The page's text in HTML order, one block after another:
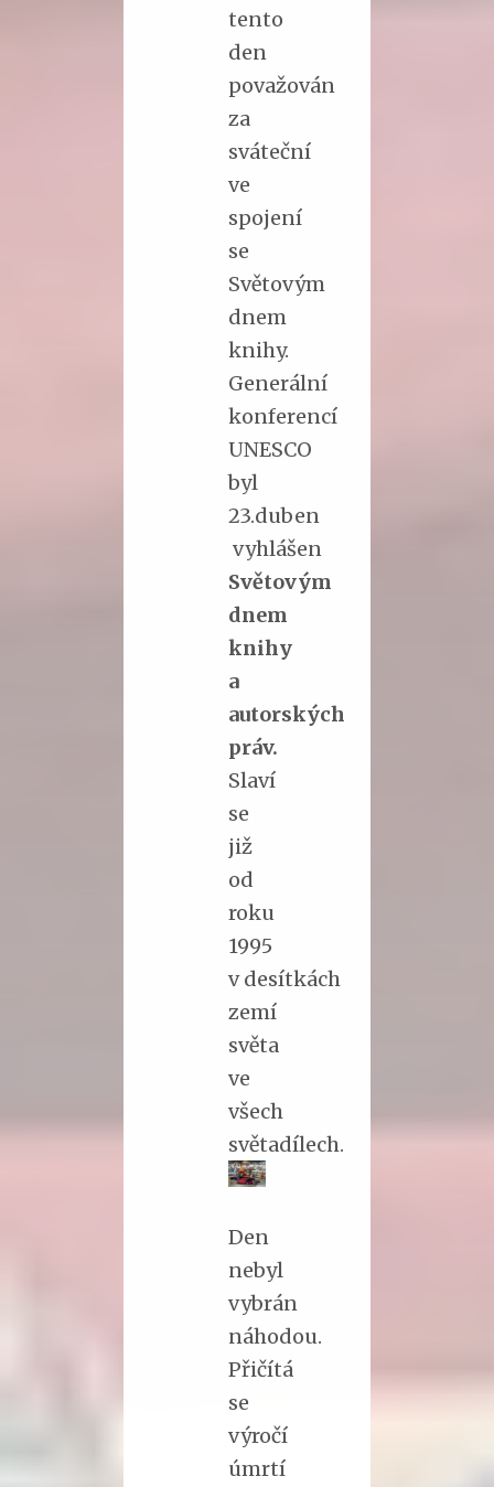
tento
den
považován
za
sváteční
ve
spojení
se
Světovým
dnem
knihy.
Generální
konferencí
UNESCO
byl
23.duben
vyhlášen
Světovým
dnem
knihy
a
autorských
práv.
Slaví
se
již
od
roku
1995
v desítkách
zemí
světa
ve
všech
světadílech.
Den
nebyl
vybrán
náhodou.
Přičítá
se
výročí
úmrtí